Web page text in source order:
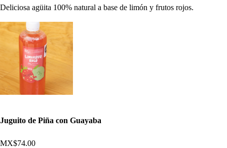
Deliciosa agüita 100% natural a base de limón y frutos rojos.
Juguito de Piña con Guayaba
MX$74.00